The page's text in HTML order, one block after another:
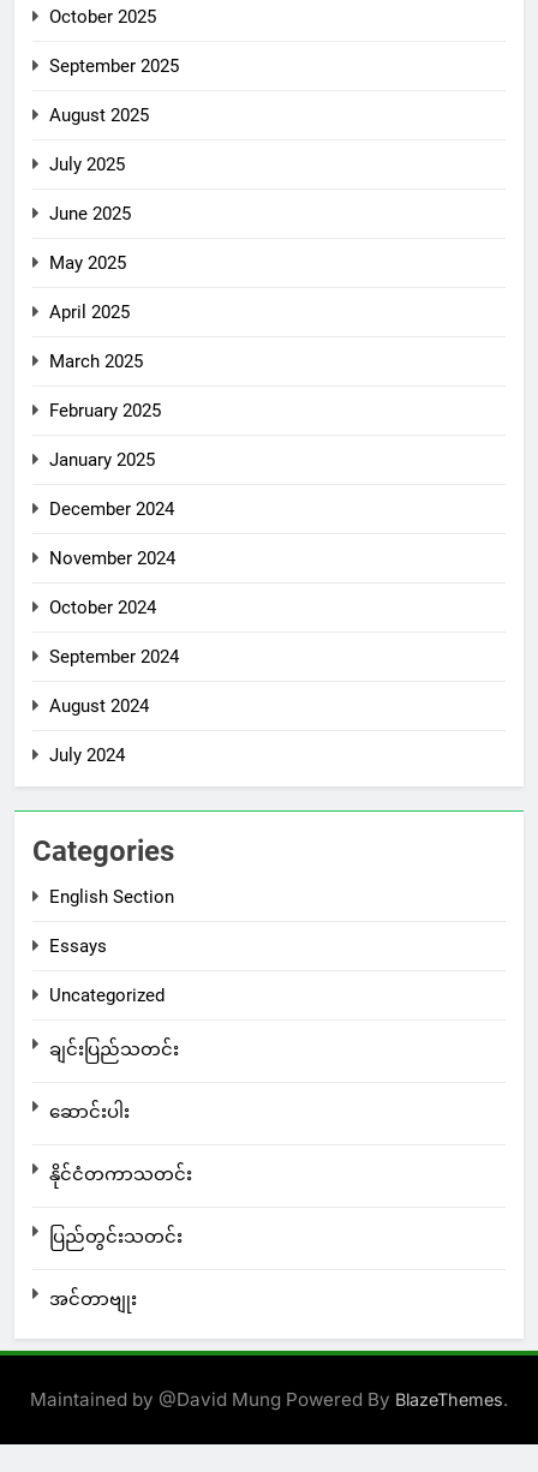
October 2025
September 2025
August 2025
July 2025
June 2025
May 2025
April 2025
March 2025
February 2025
January 2025
December 2024
November 2024
October 2024
September 2024
August 2024
July 2024
Categories
English Section
Essays
Uncategorized
ချင်းပြည်သတင်း
ဆောင်းပါး
နိုင်ငံတကာသတင်း
ပြည်တွင်းသတင်း
အင်တာဗျုး
Maintained by @David Mung Powered By BlazeThemes.